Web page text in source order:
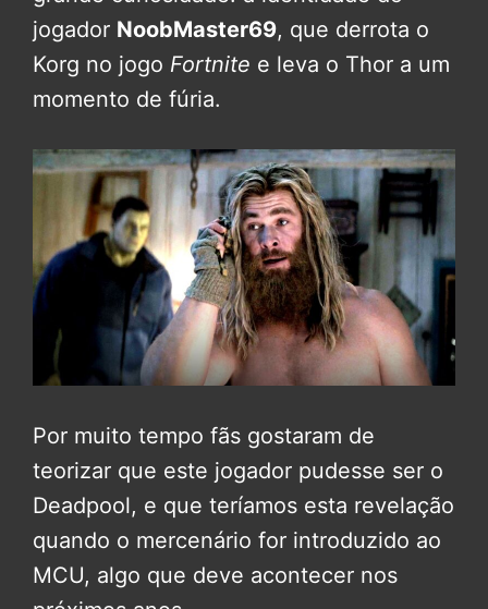
jogador NoobMaster69, que derrota o
Korg no jogo Fortnite e leva o Thor a um
momento de fúria.
Por muito tempo fãs gostaram de
teorizar que este jogador pudesse ser o
Deadpool, e que teríamos esta revelação
quando o mercenário for introduzido ao
MCU, algo que deve acontecer nos